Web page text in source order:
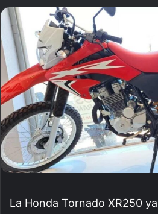
email
La Honda Tornado XR250